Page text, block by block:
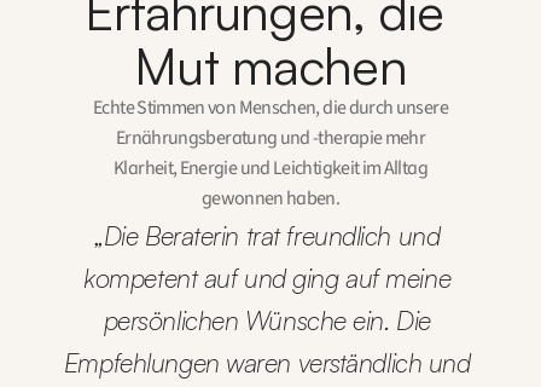
Mut machen
Echte Stimmen von Menschen, die durch unsere
Ernährungsberatung und -therapie mehr
Klarheit, Energie und Leichtigkeit im Alltag
gewonnen haben.
„Die Beraterin trat freundlich und
kompetent auf und ging auf meine
persönlichen Wünsche ein. Die
Empfehlungen waren verständlich und